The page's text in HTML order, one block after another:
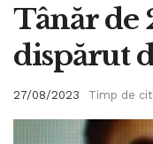
Tânăr de
dispărut
27/08/2023 Timp de